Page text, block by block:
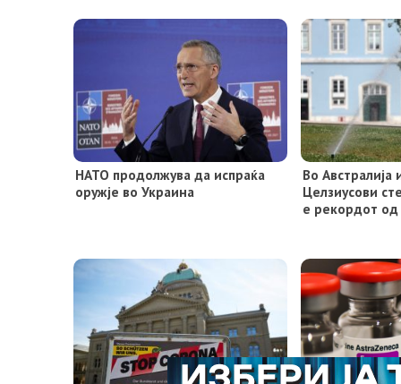
НАТО продолжува да испраќа
оружје во Украина
Во
Целзиусови
е рекордот